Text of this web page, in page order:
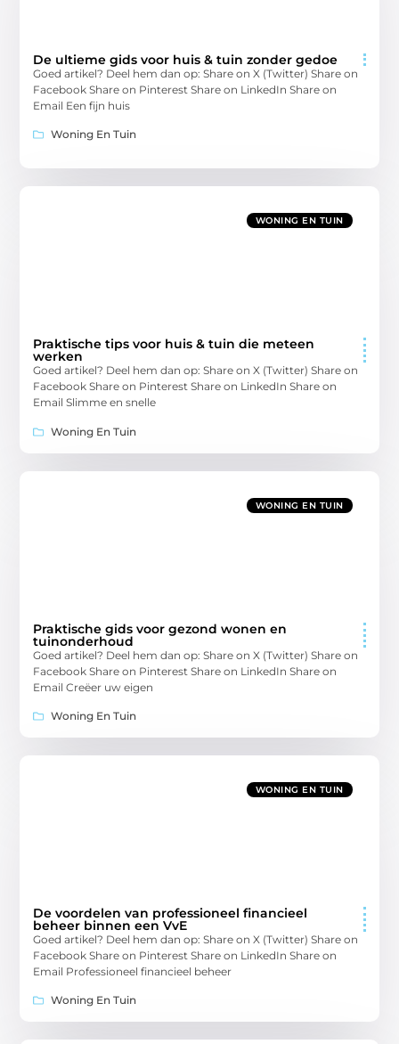
De ultieme gids voor huis & tuin zonder gedoe
Goed artikel? Deel hem dan op: Share on X (Twitter) Share on
Facebook Share on Pinterest Share on LinkedIn Share on
Email Een fijn huis
Woning En Tuin
WONING EN TUIN
Praktische tips voor huis & tuin die meteen
werken
Goed artikel? Deel hem dan op: Share on X (Twitter) Share on
Facebook Share on Pinterest Share on LinkedIn Share on
Email Slimme en snelle
Woning En Tuin
WONING EN TUIN
Praktische gids voor gezond wonen en
tuinonderhoud
Goed artikel? Deel hem dan op: Share on X (Twitter) Share on
Facebook Share on Pinterest Share on LinkedIn Share on
Email Creëer uw eigen
Woning En Tuin
WONING EN TUIN
De voordelen van professioneel financieel
beheer binnen een VvE
Goed artikel? Deel hem dan op: Share on X (Twitter) Share on
Facebook Share on Pinterest Share on LinkedIn Share on
Email Professioneel financieel beheer
Woning En Tuin